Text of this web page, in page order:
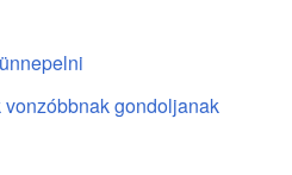
gondoljanak